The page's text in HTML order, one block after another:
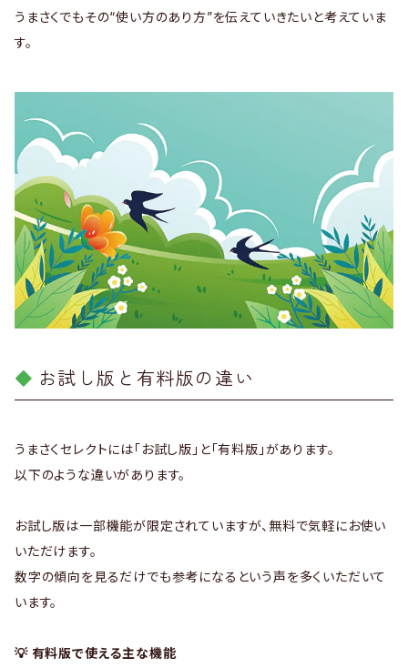
うまさくでもその“使い方のあり方”を伝えていきたいと考えていま
す。
お試し版と有料版の違い
うまさくセレクトには「お試し版」と「有料版」があります。
以下のような違いがあります。
お試し版は一部機能が限定されていますが、無料で気軽にお使い
いただけます。
数字の傾向を見るだけでも参考になるという声を多くいただいて
います。
💡 有料版で使える主な機能